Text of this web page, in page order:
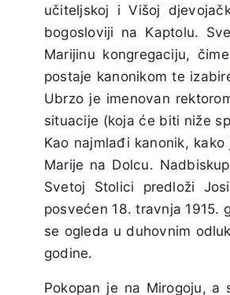
učiteljskoj i Višoj
bogosloviji na Kaptolu.
Marijinu kongregaciju,
postaje kanonikom te
Ubrzo je imenovan
situacije (koja će biti niže
Kao najmlađi kanonik,
Marije na Dolcu.
Svetoj Stolici predloži
posvećen 18. travnja 1915.
se ogleda u duhovnim
godine.
Pokopan je na Mirogoju,